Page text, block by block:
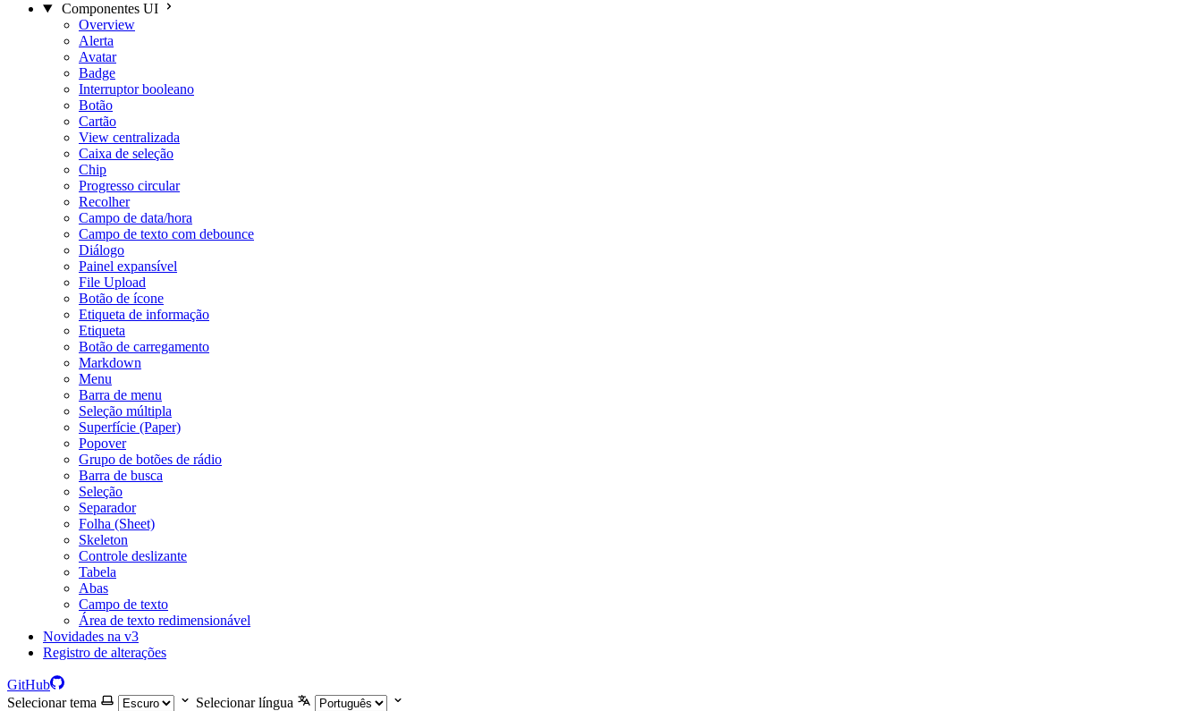
Componentes UI
Overview
Alerta
Avatar
Badge
Interruptor booleano
Botão
Cartão
View centralizada
Caixa de seleção
Chip
Progresso circular
Recolher
Campo de data/hora
Campo de texto com debounce
Diálogo
Painel expansível
File Upload
Botão de ícone
Etiqueta de informação
Etiqueta
Botão de carregamento
Markdown
Menu
Barra de menu
Seleção múltipla
Superfície (Paper)
Popover
Grupo de botões de rádio
Barra de busca
Seleção
Separador
Folha (Sheet)
Skeleton
Controle deslizante
Tabela
Abas
Campo de texto
Área de texto redimensionável
Novidades na v3
Registro de alterações
GitHub
Selecionar tema
Selecionar língua